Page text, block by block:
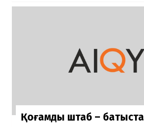
Қоғамдық штаб – батыста